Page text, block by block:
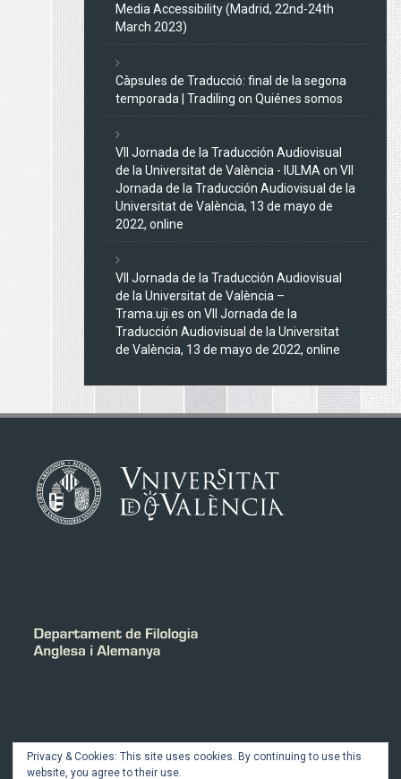
Media Accessibility (Madrid, 22nd-24th
March 2023)
Càpsules de Traducció: final de la segona
temporada | Tradiling on Quiénes somos
VII Jornada de la Traducción Audiovisual
de la Universitat de València - IULMA on VII
Jornada de la Traducción Audiovisual de la
Universitat de València, 13 de mayo de
2022, online
VII Jornada de la Traducción Audiovisual
de la Universitat de València –
Trama.uji.es on VII Jornada de la
Traducción Audiovisual de la Universitat
de València, 13 de mayo de 2022, online
INTRANET
Privacy & Cookies: This site uses cookies. By continuing to use this
website, you agree to their use.